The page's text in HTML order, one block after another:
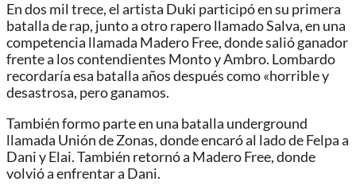
En dos mil trece, el artista Duki participó en su primera
batalla de rap, junto a otro rapero llamado Salva, en una
competencia llamada Madero Free, donde salió ganador
frente a los contendientes Monto y Ambro. Lombardo
recordaría esa batalla años después como «horrible y
desastrosa, pero ganamos.
También formo parte en una batalla underground
llamada Unión de Zonas, donde encaró al lado de Felpa a
Dani y Elai. También retornó a Madero Free, donde
volvió a enfrentar a Dani.